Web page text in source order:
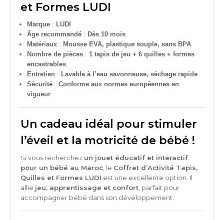
et Formes LUDI
Marque : LUDI
Âge recommandé : Dès 10 mois
Matériaux : Mousse EVA, plastique souple, sans BPA
Nombre de pièces : 1 tapis de jeu + 6 quilles + formes
encastrables
Entretien : Lavable à l’eau savonneuse, séchage rapide
Sécurité : Conforme aux normes européennes en
vigueur
Un cadeau idéal pour stimuler
l’éveil et la motricité de bébé !
Si vous recherchez un jouet éducatif et interactif
pour un bébé au Maroc, le Coffret d’Activité Tapis,
Quilles et Formes LUDI est une excellente option. Il
allie jeu, apprentissage et confort, parfait pour
accompagner bébé dans son développement.